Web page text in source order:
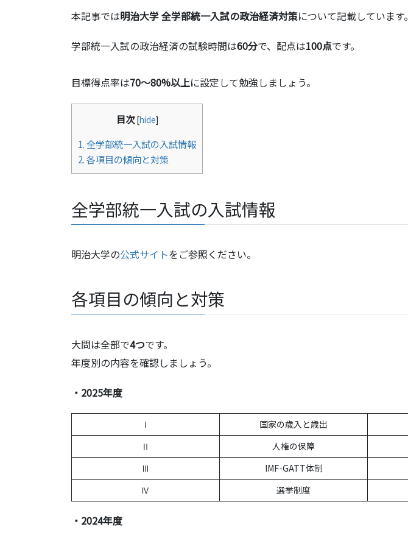
本記事では明治大学 全学部統一入試の政治経済対策について記載しています。
学部統一入試の政治経済の試験時間は60分で、配点は100点です。
目標得点率は70～80%以上に設定して勉強しましょう。
目次 [hide]
1. 全学部統一入試の入試情報
2.各項目の傾向と対策
全学部統一入試の入試情報
明治大学の公式サイトをご参照ください。
各項目の傾向と対策
大問は全部で4つです。
年度別の内容を確認しましょう。
・2025年度
Ⅰ 国家の歳入と歳出
Ⅱ
人権の保障
Ⅲ
IMF-GATT体制
Ⅳ
選挙制度
・2024年度